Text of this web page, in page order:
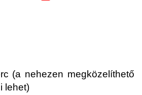
(a nehezen megközelíthető
lehet)